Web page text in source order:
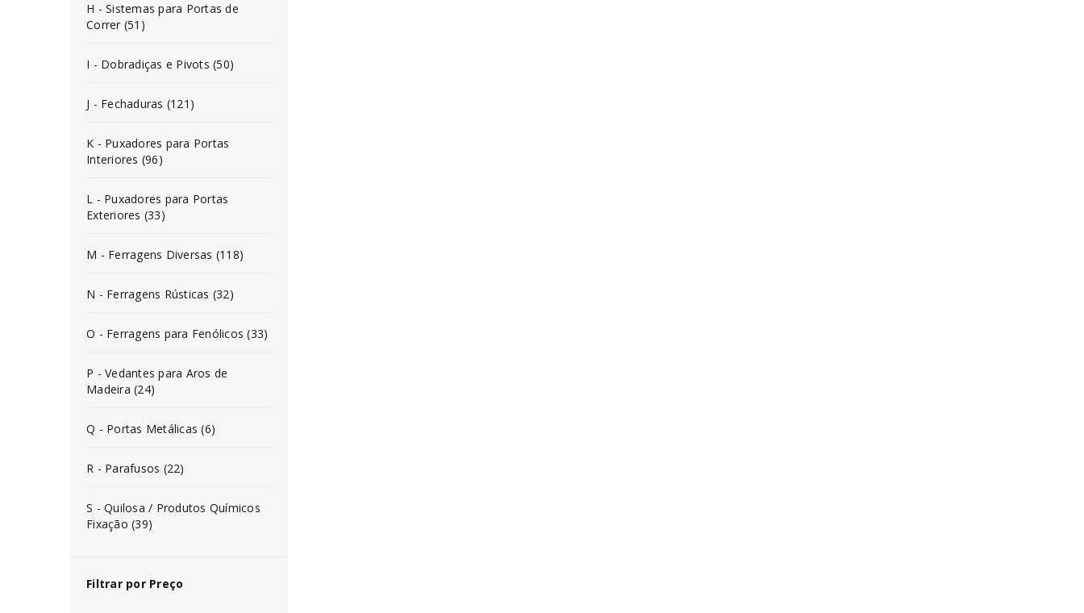
H - Sistemas para Portas de
Correr (51)
I - Dobradiças e Pivots (50)
J - Fechaduras (121)
K - Puxadores para Portas
Interiores (96)
L - Puxadores para Portas
Exteriores (33)
M - Ferragens Diversas (118)
N - Ferragens Rústicas (32)
O - Ferragens para Fenólicos (33)
P - Vedantes para Aros de
Madeira (24)
Q - Portas Metálicas (6)
R - Parafusos (22)
S - Quilosa / Produtos Químicos
Fixação (39)
Filtrar por Preço